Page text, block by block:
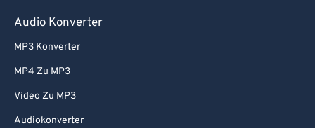
Audio Konverter
MP3 Konverter
MP4 Zu MP3
Video Zu MP3
Audiokonverter